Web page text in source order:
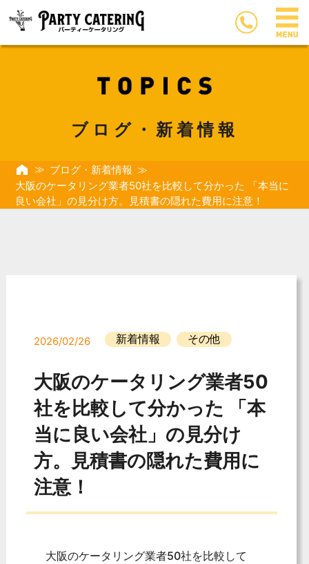
ブログ・新着情報
ブログ・新着情報
大阪のケータリング業者50社を比較して分かった 「本当に
良い会社」の見分け方。見積書の隠れた費用に注意！
2026/02/26 新着情報 その他
大阪のケータリング業者50
社を比較して分かった 「本
当に良い会社」の見分け
方。見積書の隠れた費用に
注意！
大阪のケータリング業者50社を比較して